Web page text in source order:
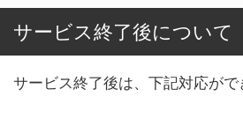
サービス終了後について
サービス終了後は、下記対応がで